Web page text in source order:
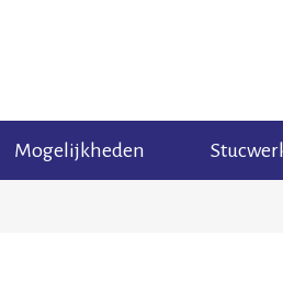
Mogelijkheden